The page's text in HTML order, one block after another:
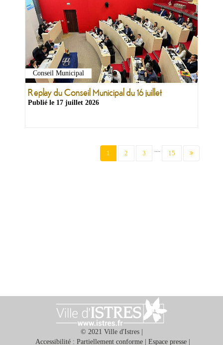
Conseil Municipal
Replay du Conseil Municipal du 16 juillet
Publié le 17 juillet 2026
1 (current)
2 3 .... 15
© 2021 Ville d'Istres |
Accessibilité : Partiellement conforme| Espace presse|